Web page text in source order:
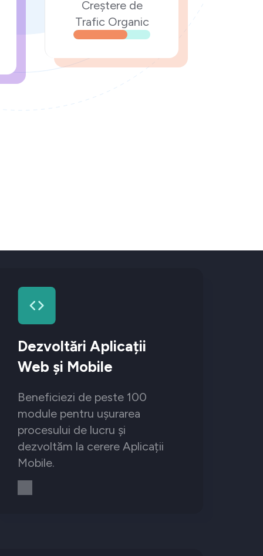
Creștere de
Trafic Organic
Dezvoltări Aplicații
Web și Mobile
Beneficiezi de peste 100
module pentru ușurarea
procesului de lucru și
dezvoltăm la cerere Aplicații
Mobile.